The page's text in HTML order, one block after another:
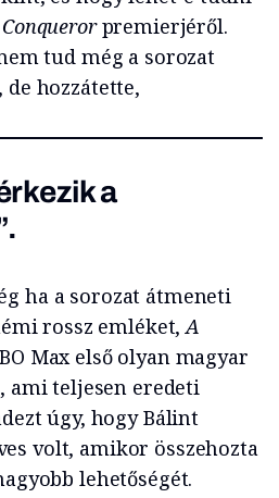
premierjéről.
tud még a sorozat
hozzátette,
a
ha a sorozat átmeneti
rossz emléket,A
Max első olyan magyar
ami teljesen eredeti
úgy, hogy Bálint
volt, amikor összehozta
lehetőségét.